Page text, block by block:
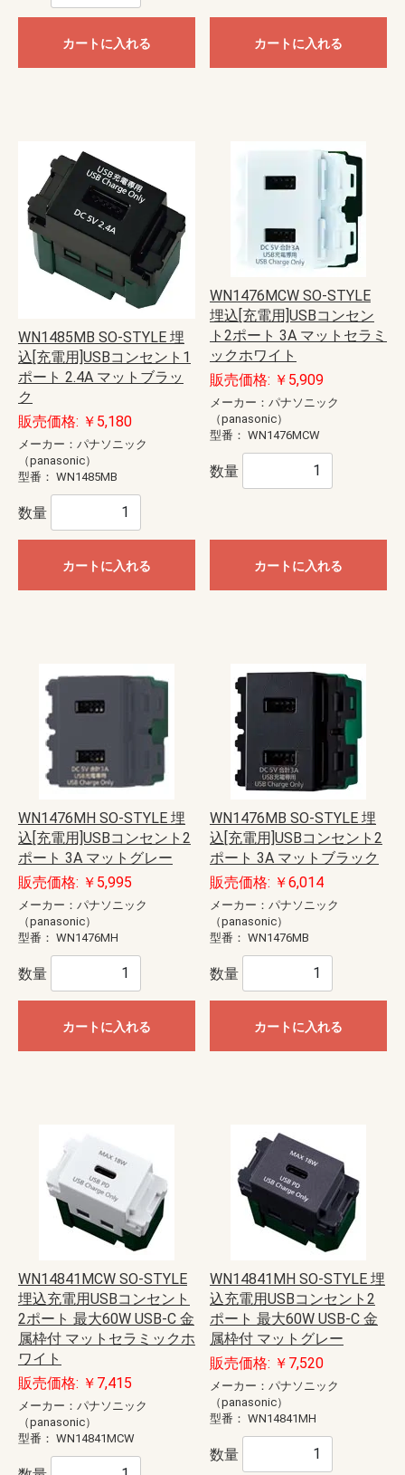
カートに入れる カートに入れる
WN1485MB SO-STYLE 埋
込[充電用]USBコンセント1
ポート 2.4A マットブラッ
ク
販売価格: ￥5,180
メーカー：パナソニック
（panasonic）
型番： WN1485MB
数量
カートに入れる
WN1476MCW SO-STYLE
埋込[充電用]USBコンセン
ト2ポート 3A マットセラミ
ックホワイト
販売価格: ￥5,909
メーカー：パナソニック
（panasonic）
型番： WN1476MCW
数量
カートに入れる
WN1476MH SO-STYLE 埋
込[充電用]USBコンセント2
ポート 3A マットグレー
販売価格: ￥5,995
メーカー：パナソニック
（panasonic）
型番： WN1476MH
数量
カートに入れる
WN1476MB SO-STYLE 埋
込[充電用]USBコンセント2
ポート 3A マットブラック
販売価格: ￥6,014
メーカー：パナソニック
（panasonic）
型番： WN1476MB
数量
カートに入れる
WN14841MCW SO-STYLE
埋込充電用USBコンセント
2ポート 最大60W USB-C 金
属枠付 マットセラミックホ
ワイト
販売価格: ￥7,415
メーカー：パナソニック
（panasonic）
型番： WN14841MCW
WN14841MH SO-STYLE 埋
込充電用USBコンセント2
ポート 最大60W USB-C 金
属枠付 マットグレー
販売価格: ￥7,520
メーカー：パナソニック
（panasonic）
型番： WN14841MH
数量